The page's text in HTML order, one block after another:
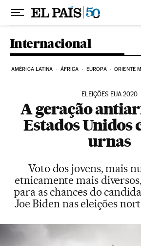
Pular para o conteúdo
Internacional
AMÉRICA LATINA ÁFRICA EUROPA ORIENTE
ELEIÇÕES EUA 2020
A geração
Estados Unidos
urnas
Voto dos jovens, mais
etnicamente mais
para as chances do
Joe Biden nas eleições